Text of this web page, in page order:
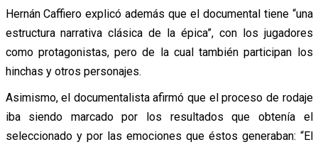
Hernán Caffiero explicó además que el documental tiene “una
estructura narrativa clásica de la épica”, con los jugadores
como protagonistas, pero de la cual también participan los
hinchas y otros personajes.
Asimismo, el documentalista afirmó que el proceso de rodaje
iba siendo marcado por los resultados que obtenía el
seleccionado y por las emociones que éstos generaban: “El